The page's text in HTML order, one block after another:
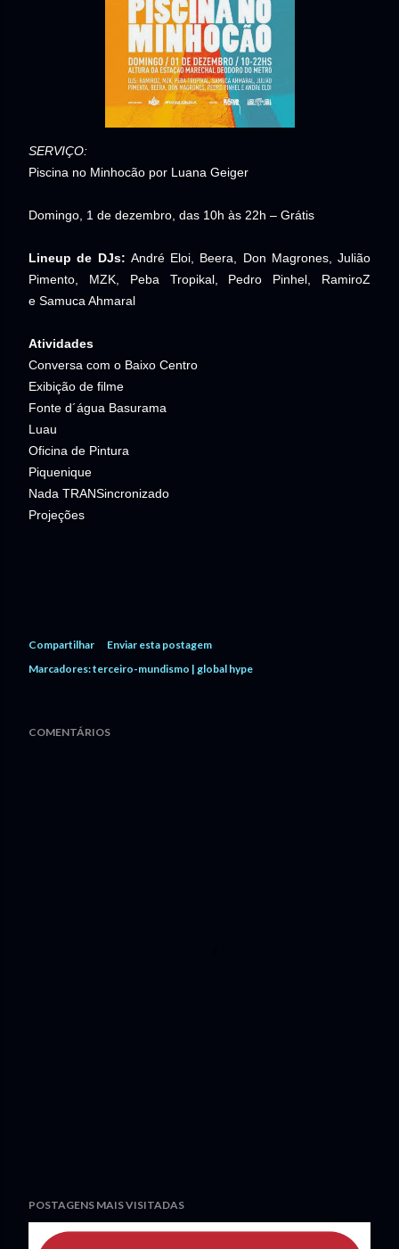
SERVIÇO:
Piscina no Minhocão por Luana Geiger
Domingo, 1 de dezembro, das 10h às 22h – Grátis
Lineup de DJs: André Eloi, Beera, Don Magrones, Julião
Pimento, MZK, Peba Tropikal, Pedro Pinhel, RamiroZ
e Samuca Ahmaral
Atividades
Conversa com o Baixo Centro
Exibição de filme
Fonte d´água Basurama
Luau
Oficina de Pintura
Piquenique
Nada TRANSincronizado
Projeções
Compartilhar
Enviar esta postagem
Marcadores:terceiro-mundismo | global hype
COMENTÁRIOS
POSTAGENS MAIS VISITADAS